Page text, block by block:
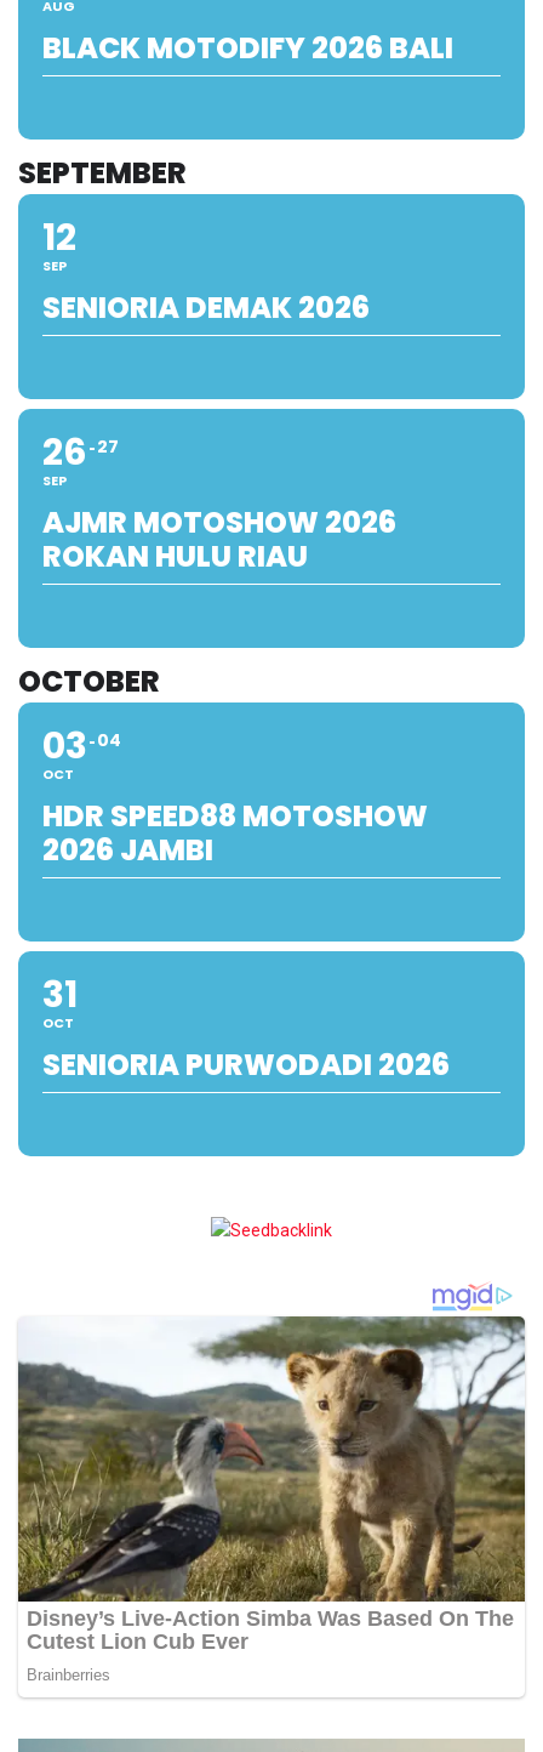
AUG
BLACK MOTODIFY 2026 BALI
SEPTEMBER
12
SEP
SENIORIA DEMAK 2026
26
SEP
27
AJMR MOTOSHOW 2026
ROKAN HULU RIAU
OCTOBER
03
OCT
04
HDR SPEED88 MOTOSHOW
2026 JAMBI
31
OCT
SENIORIA PURWODADI 2026